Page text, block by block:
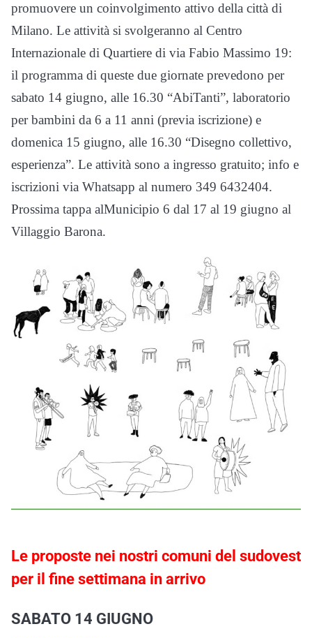
promuovere un coinvolgimento attivo della città di
Milano. Le attività si svolgeranno al Centro
Internazionale di Quartiere di via Fabio Massimo 19:
il programma di queste due giornate prevedono per
sabato 14 giugno, alle 16.30 “AbiTanti”, laboratorio
per bambini da 6 a 11 anni (previa iscrizione) e
domenica 15 giugno, alle 16.30 “Disegno collettivo,
esperienza”. Le attività sono a ingresso gratuito; info e
iscrizioni via Whatsapp al numero 349 6432404.
Prossima tappa alMunicipio 6 dal 17 al 19 giugno al
Villaggio Barona.
Le proposte nei nostri comuni del sudovest
per il fine settimana in arrivo
SABATO 14 GIUGNO